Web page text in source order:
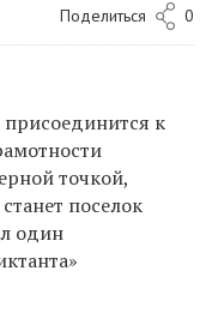
Поделиться 0
присоединится к
точкой,
поселок
один